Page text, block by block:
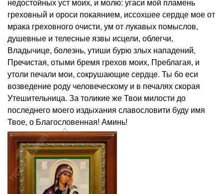
греховный и ороси покаянием, иссохшее сердце мое от
мрака греховного очисти, ум от лукавых помыслов,
душевные и телесные язвы исцели, облегчи,
Владычице, болезнь, утиши бурю злых нападений,
Пречистая, отыми бремя грехов моих, Преблагая, и
утоли печали мои, сокрушающие сердце. Ты бо еси
возведение роду человеческому и в печалях скорая
Утешительница. За толикие же Твои милости до
последнего моего издыхания славословити буду имя
Твое, о Благословенная! Аминь!